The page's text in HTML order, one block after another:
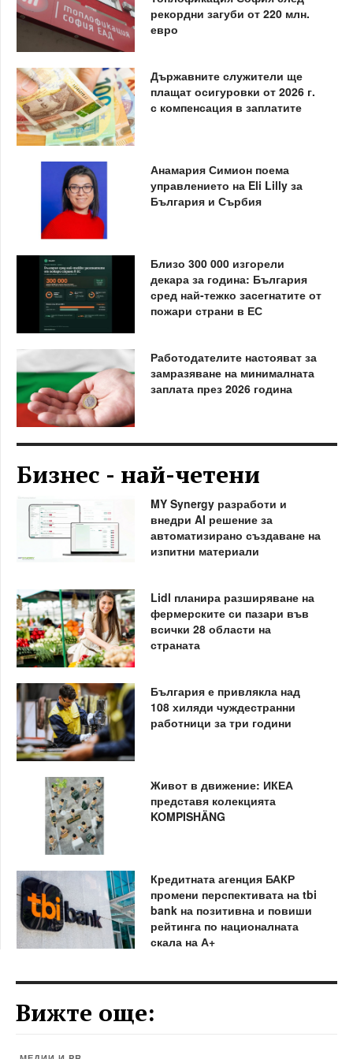
рекордни загуби от 220 млн.
евро
Държавните служители ще
плащат осигуровки от 2026 г.
с компенсация в заплатите
Анамария Симион поема
управлението на Eli Lilly за
България и Сърбия
Близо 300 000 изгорели
декара за година: България
сред най-тежко засегнатите от
пожари страни в ЕС
Работодателите настояват за
замразяване на минималната
заплата през 2026 година
Бизнес - най-четени
MY Synergy разработи и
внедри AI решение за
автоматизирано създаване на
изпитни материали
Lidl планира разширяване на
фермерските си пазари във
всички 28 области на
страната
България е привлякла над
108 хиляди чуждестранни
работници за три години
Живот в движение: ИКЕА
представя колекцията
KOMPISHÄNG
Кредитната агенция БАКР
промени перспективата на tbi
bank на позитивна и повиши
рейтинга по националната
скала на А+
Вижте още: